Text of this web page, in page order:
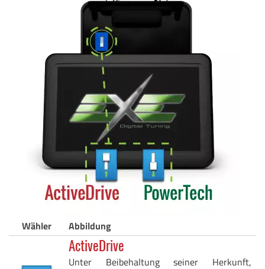
Wähler Abbildung
ActiveDrive
Unter Beibehaltung seiner Herkunft,